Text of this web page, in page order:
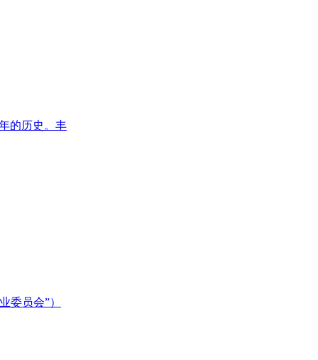
的历史。丰
委员会”）